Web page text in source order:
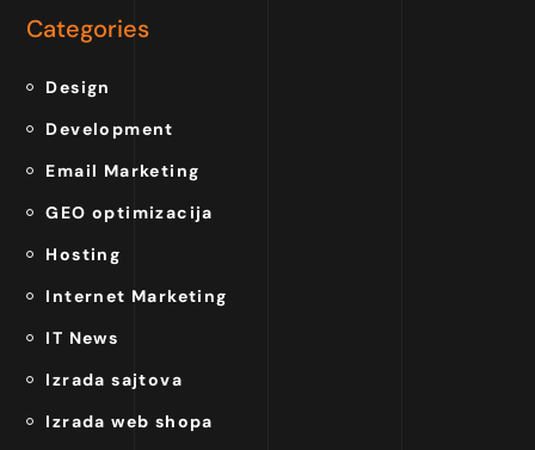
Categories
Design
Development
Email Marketing
GEO optimizacija
Hosting
Internet Marketing
IT News
Izrada sajtova
Izrada web shopa